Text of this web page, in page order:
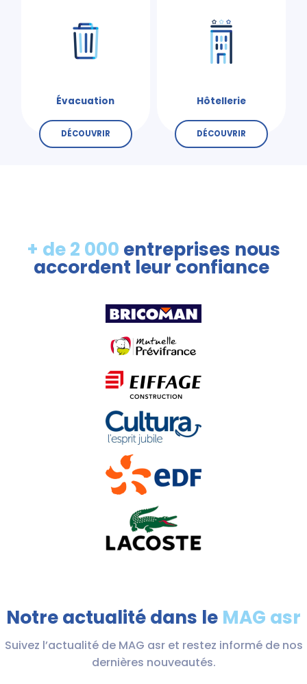
Évacuation
DÉCOUVRIR
Hôtellerie
DÉCOUVRIR
+ de 2 000 entreprises nous
accordent leur confiance
Notre actualité dans le MAG asr
Suivez l’actualité de MAG asr et restez informé de nos
dernières nouveautés.